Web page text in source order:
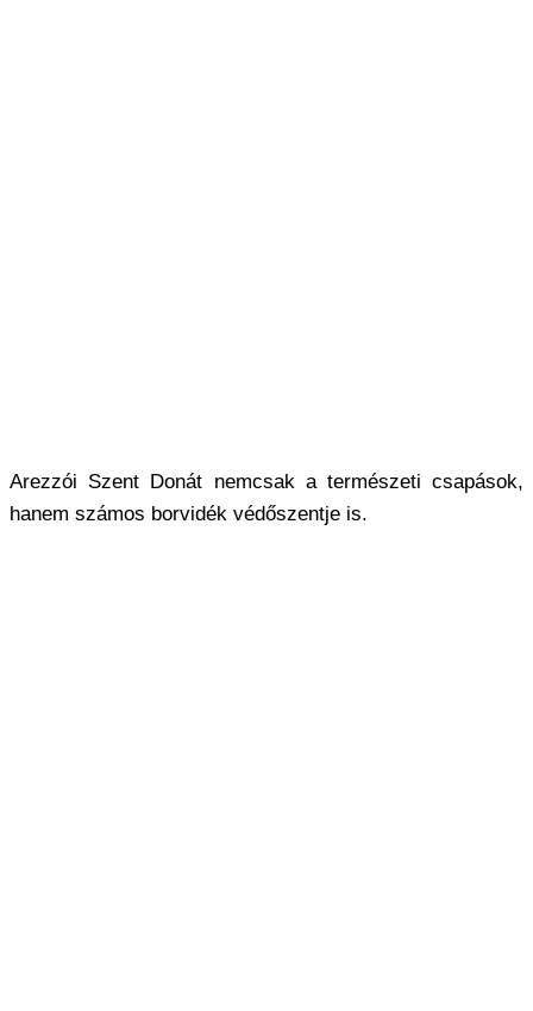
Arezzói Szent Donát nemcsak a természeti csapások,
hanem számos borvidék védőszentje is.